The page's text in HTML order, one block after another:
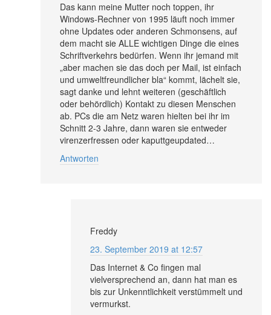
Das kann meine Mutter noch toppen, ihr
Windows-Rechner von 1995 läuft noch immer
ohne Updates oder anderen Schmonsens, auf
dem macht sie ALLE wichtigen Dinge die eines
Schriftverkehrs bedürfen. Wenn ihr jemand mit
„aber machen sie das doch per Mail, ist einfach
und umweltfreundlicher bla“ kommt, lächelt sie,
sagt danke und lehnt weiteren (geschäftlich
oder behördlich) Kontakt zu diesen Menschen
ab. PCs die am Netz waren hielten bei ihr im
Schnitt 2-3 Jahre, dann waren sie entweder
virenzerfressen oder kaputtgeupdated…
Antworten
Freddy
23. September 2019 at 12:57
Das Internet & Co fingen mal
vielversprechend an, dann hat man es
bis zur Unkenntlichkeit verstümmelt und
vermurkst.